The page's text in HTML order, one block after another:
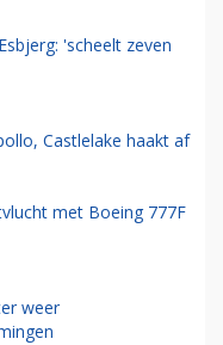
'scheelt zeven
Castlelake haakt af
met Boeing 777F
weer